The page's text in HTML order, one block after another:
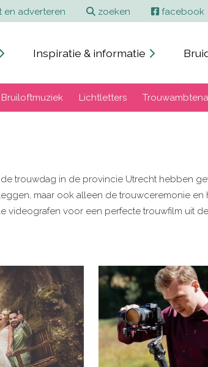
en adverteren zoeken facebook
Inspiratie & informatie
Bruiloftmuziek Lichtletters
trouwdag in de provincie Utrecht hebben
maar ook alleen de trouwceremonie en
videografen voor een perfecte trouwfilm uit